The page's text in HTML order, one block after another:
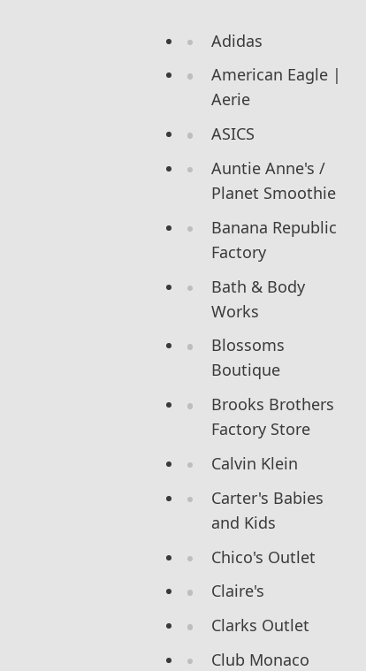
Adidas
American Eagle |
Aerie
ASICS
Auntie Anne's /
Planet Smoothie
Banana Republic
Factory
Bath & Body
Works
Blossoms
Boutique
Brooks Brothers
Factory Store
Calvin Klein
Carter's Babies
and Kids
Chico's Outlet
Claire's
Clarks Outlet
Club Monaco